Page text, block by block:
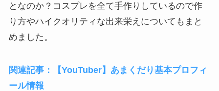
となのか？コスプレを全て手作りしているので作
り方やハイクオリティな出来栄えについてもまと
めました。
関連記事：【YouTuber】あまくだり基本プロフィ
ール情報